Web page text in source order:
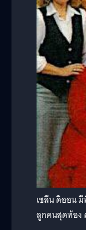
เซลีน ดิออน
ลูกคนสุดท้อง